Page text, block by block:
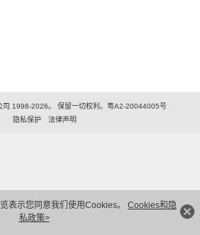
表示您同意我们使用Cookies。 Cookies和隐
私政策>
司 1998-2026。 保留一切权利。粤A2-20044005号
隐私保护
法律声明